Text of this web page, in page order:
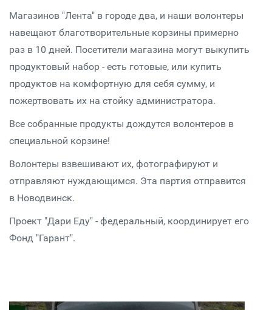
Магазинов "Лента" в городе два, и наши волонтеры
навещают благотворительные корзины примерно
раз в 10 дней. Посетители магазина могут выкупить
продуктовый набор - есть готовые, или купить
продуктов на комфортную для себя сумму, и
пожертвовать их на стойку администратора.
Все собранные продукты дождутся волонтеров в
специальной корзине!
Волонтеры взвешивают их, фотографируют и
отправляют нуждающимся. Эта партия отправится
в Новодвинск.
Проект "Дари Еду" - федеральный, координирует его
Фонд "Гарант".